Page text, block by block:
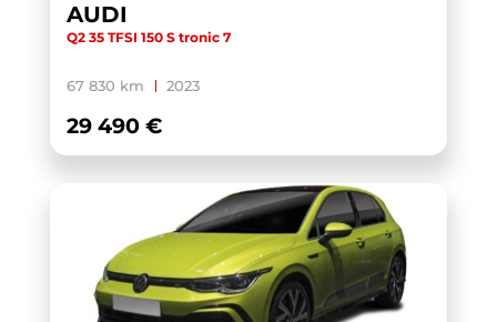
XC40 (1)
ZS (1)
AUDI
Q2 35 TFSI 150 S tronic 7
67 830 km 2023
29 490 €